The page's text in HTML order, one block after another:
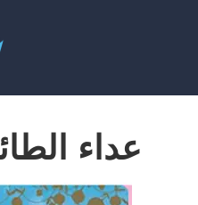
عداء